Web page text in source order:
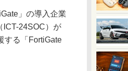
」の導入企業
ICT-24SOC）が
する「FortiGate